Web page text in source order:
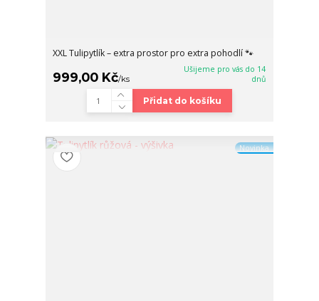
XXL Tulipytlík – extra prostor pro extra pohodlí 🐾
999,00 Kč/ks
Ušijeme pro vás do 14
dnů
Přidat do košíku
Novinka